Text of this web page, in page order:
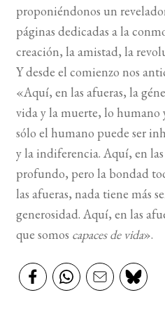
proponiéndonos un
páginas dedicadas a la
creación, la amistad, la
Y desde el comienzo nos
«Aquí, en las afueras, la
vida y la muerte, lo
sólo el humano puede ser
y la indiferencia. Aquí, en
profundo, pero la bondad
las afueras, nada tiene más
generosidad. Aquí, en las
que somos capaces de vida».